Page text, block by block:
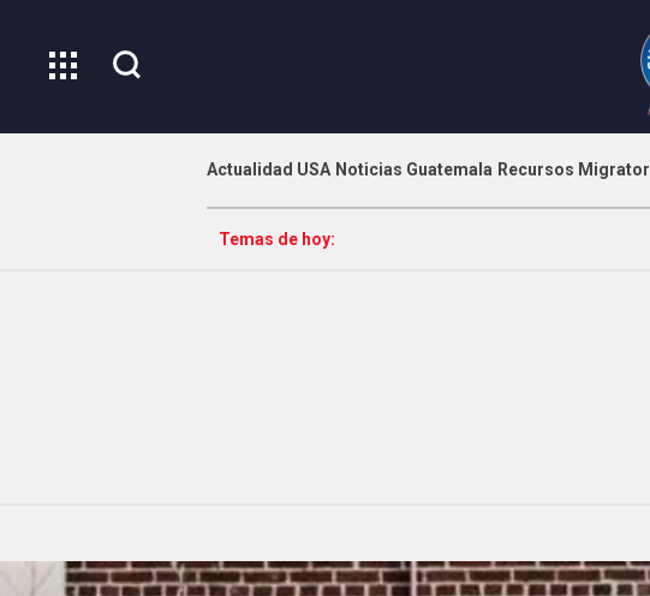
Actualidad USA Noticias Guatemala Recursos
Temas de hoy: